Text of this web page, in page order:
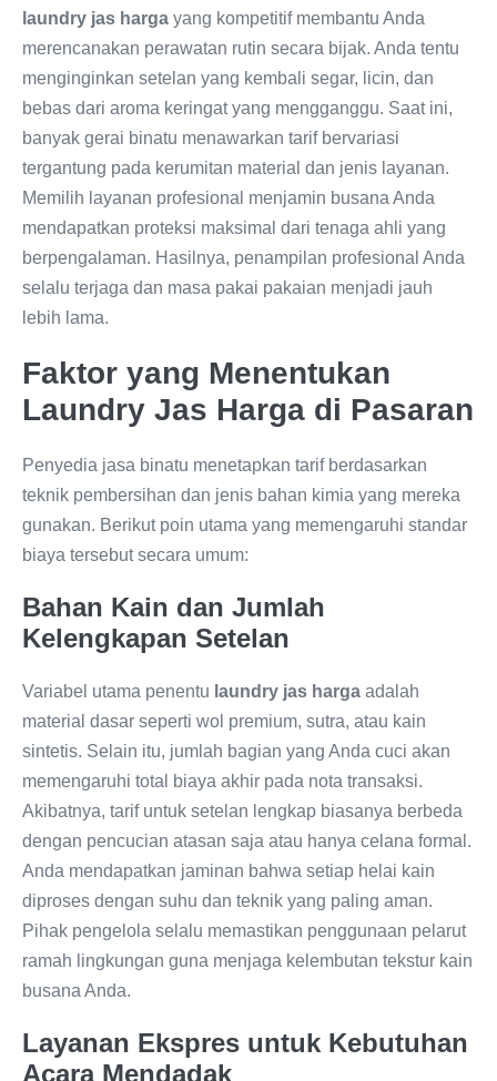
laundry jas harga yang kompetitif membantu Anda
merencanakan perawatan rutin secara bijak. Anda tentu
menginginkan setelan yang kembali segar, licin, dan
bebas dari aroma keringat yang mengganggu. Saat ini,
banyak gerai binatu menawarkan tarif bervariasi
tergantung pada kerumitan material dan jenis layanan.
Memilih layanan profesional menjamin busana Anda
mendapatkan proteksi maksimal dari tenaga ahli yang
berpengalaman. Hasilnya, penampilan profesional Anda
selalu terjaga dan masa pakai pakaian menjadi jauh
lebih lama.
Faktor yang Menentukan
Laundry Jas Harga di Pasaran
Penyedia jasa binatu menetapkan tarif berdasarkan
teknik pembersihan dan jenis bahan kimia yang mereka
gunakan. Berikut poin utama yang memengaruhi standar
biaya tersebut secara umum:
Bahan Kain dan Jumlah
Kelengkapan Setelan
Variabel utama penentu laundry jas harga adalah
material dasar seperti wol premium, sutra, atau kain
sintetis. Selain itu, jumlah bagian yang Anda cuci akan
memengaruhi total biaya akhir pada nota transaksi.
Akibatnya, tarif untuk setelan lengkap biasanya berbeda
dengan pencucian atasan saja atau hanya celana formal.
Anda mendapatkan jaminan bahwa setiap helai kain
diproses dengan suhu dan teknik yang paling aman.
Pihak pengelola selalu memastikan penggunaan pelarut
ramah lingkungan guna menjaga kelembutan tekstur kain
busana Anda.
Layanan Ekspres untuk Kebutuhan
Acara Mendadak